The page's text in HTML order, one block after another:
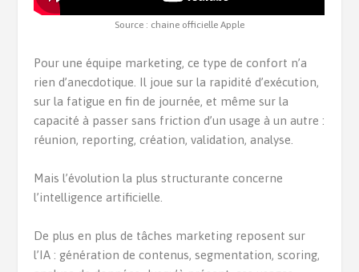
Source : chaine officielle Apple
Pour une équipe marketing, ce type de confort n’a
rien d’anecdotique. Il joue sur la rapidité d’exécution,
sur la fatigue en fin de journée, et même sur la
capacité à passer sans friction d’un usage à un autre :
réunion, reporting, création, validation, analyse.
Mais l’évolution la plus structurante concerne
l’intelligence artificielle.
De plus en plus de tâches marketing reposent sur
l’IA : génération de contenus, segmentation, scoring,